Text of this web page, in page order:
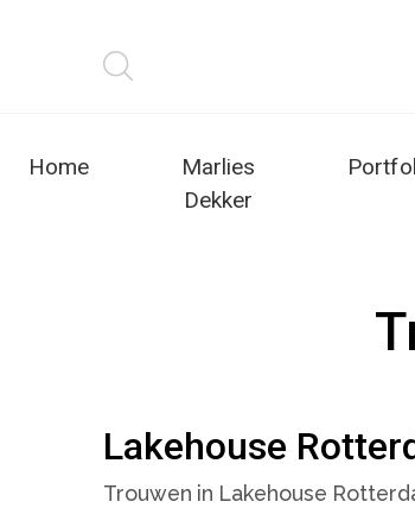
Home
Marlies
Dekker
Lakehouse
Trouwen in Lakehouse